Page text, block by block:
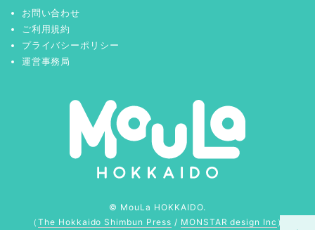
お問い合わせ
ご利用規約
プライバシーポリシー
運営事務局
© MouLa HOKKAIDO.
（ The Hokkaido Shimbun Press / MONSTAR design Inc ）